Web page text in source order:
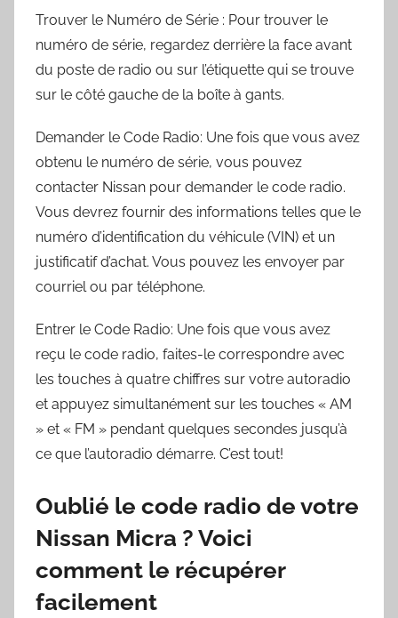
Trouver le Numéro de Série : Pour trouver le
numéro de série, regardez derrière la face avant
du poste de radio ou sur l’étiquette qui se trouve
sur le côté gauche de la boîte à gants.
Demander le Code Radio: Une fois que vous avez
obtenu le numéro de série, vous pouvez
contacter Nissan pour demander le code radio.
Vous devrez fournir des informations telles que le
numéro d’identification du véhicule (VIN) et un
justificatif d’achat. Vous pouvez les envoyer par
courriel ou par téléphone.
Entrer le Code Radio: Une fois que vous avez
reçu le code radio, faites-le correspondre avec
les touches à quatre chiffres sur votre autoradio
et appuyez simultanément sur les touches « AM
» et « FM » pendant quelques secondes jusqu’à
ce que l’autoradio démarre. C’est tout!
Oublié le code radio de votre
Nissan Micra ? Voici
comment le récupérer
facilement